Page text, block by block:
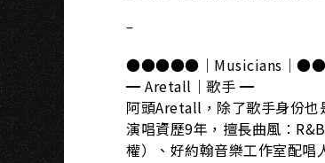
–
●●●●●｜Musicians｜
━ Aretall｜歌手 ━
阿頭Aretall，除了歌手身份也
演唱資歷9年，擅長曲風：
權）、好約翰音樂工作室配